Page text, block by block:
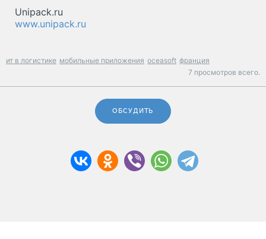
Unipack.ru
www.unipack.ru
ит в логистике мобильные приложения oceasoft франция
7 просмотров всего.
ОБСУДИТЬ